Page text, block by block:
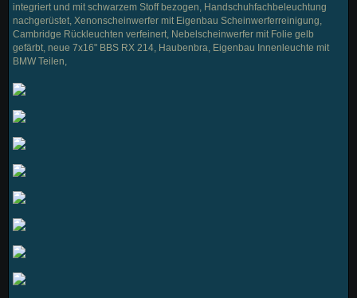
integriert und mit schwarzem Stoff bezogen, Handschuhfachbeleuchtung
nachgerüstet, Xenonscheinwerfer mit Eigenbau Scheinwerferreinigung,
Cambridge Rückleuchten verfeinert, Nebelscheinwerfer mit Folie gelb
gefärbt, neue 7x16" BBS RX 214, Haubenbra, Eigenbau Innenleuchte mit
BMW Teilen,